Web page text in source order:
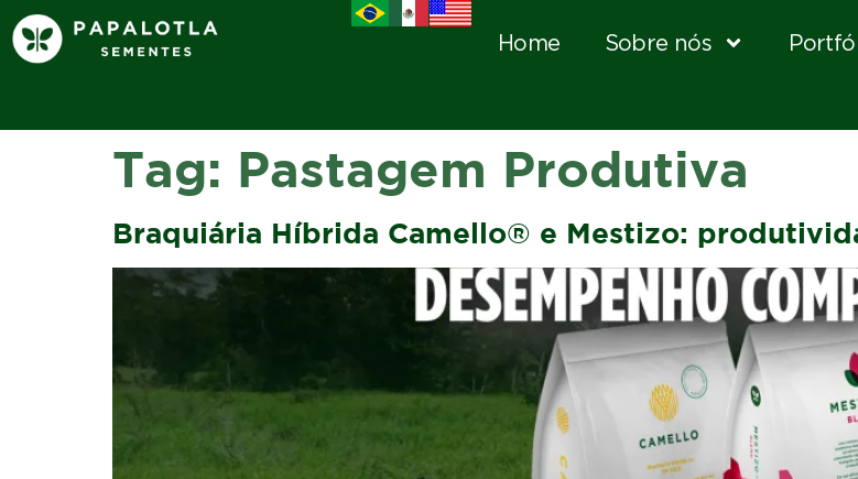
Home Sobre nós
Tag: Pastagem Produtiva
Braquiária Híbrida Camello® e Mestizo: